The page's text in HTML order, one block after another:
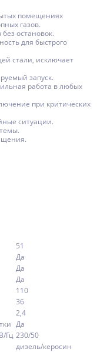
помещениях
газов.
остановок.
для быстрого
стали, исключает
запуск.
работа в любых
при критических
ситуации.
51
Да
Да
Да
110
36
2,4
Да
Гц 230/50
дизель/керосин